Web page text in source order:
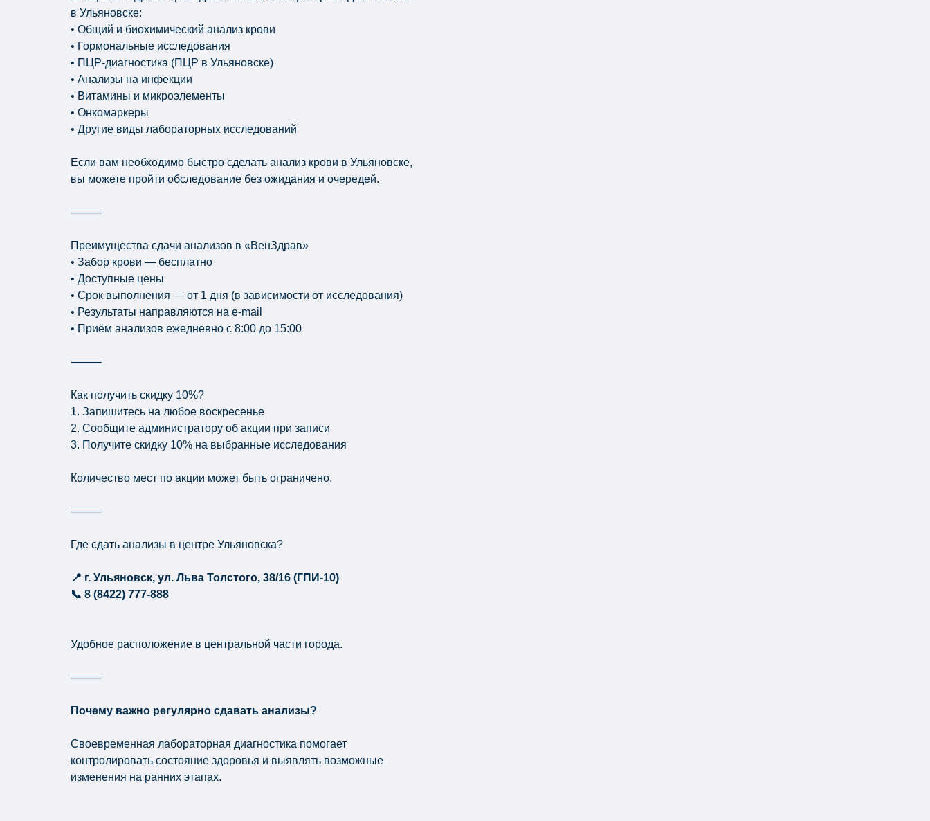
в Ульяновске:
• Общий и биохимический анализ крови
• Гормональные исследования
• ПЦР-диагностика (ПЦР в Ульяновске)
• Анализы на инфекции
• Витамины и микроэлементы
• Онкомаркеры
• Другие виды лабораторных исследований
Если вам необходимо быстро сделать анализ крови в Ульяновске,
вы можете пройти обследование без ожидания и очередей.
⸻
Преимущества сдачи анализов в «ВенЗдрав»
• Забор крови — бесплатно
• Доступные цены
• Срок выполнения — от 1 дня (в зависимости от исследования)
• Результаты направляются на e-mail
• Приём анализов ежедневно с 8:00 до 15:00
⸻
Как получить скидку 10%?
1. Запишитесь на любое воскресенье
2. Сообщите администратору об акции при записи
3. Получите скидку 10% на выбранные исследования
Количество мест по акции может быть ограничено.
⸻
Где сдать анализы в центре Ульяновска?
📍 г. Ульяновск, ул. Льва Толстого, 38/16 (ГПИ-10)
📞 8 (8422) 777-888
Удобное расположение в центральной части города.
⸻
Почему важно регулярно сдавать анализы?
Своевременная лабораторная диагностика помогает
контролировать состояние здоровья и выявлять возможные
изменения на ранних этапах.